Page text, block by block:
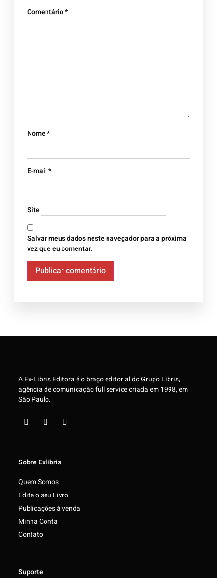
Comentário*
Nome*
E-mail*
Site
Salvar meus dados neste navegador para a próxima
vez que eu comentar.
A Ex-Libris Editora é o braço editorial do Grupo Libris,
agência de comunicação full service criada em 1998, em
São Paulo.
Sobre Exlibris
Quem Somos
Edite o seu Livro
Publicações à venda
Minha Conta
Contato
Suporte